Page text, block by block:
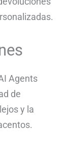
Agents
de
y la